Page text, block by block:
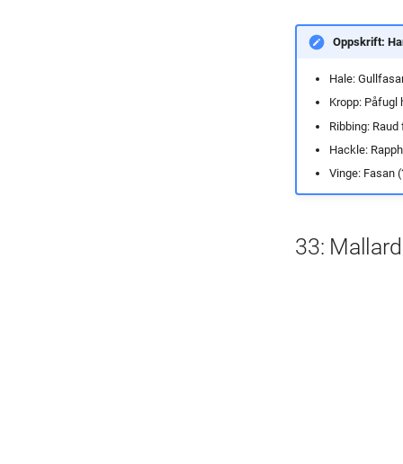
Oppskrift:
Hale:
Kropp: Påfugl
Ribbing:
Hackle:
Vinge: Fasan
33: